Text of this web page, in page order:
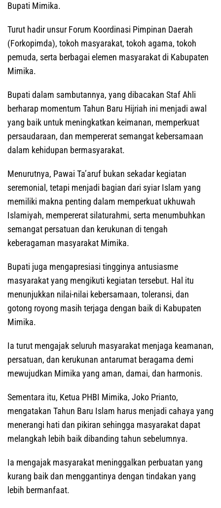
Bupati Mimika.
Turut hadir unsur Forum Koordinasi Pimpinan Daerah
(Forkopimda), tokoh masyarakat, tokoh agama, tokoh
pemuda, serta berbagai elemen masyarakat di Kabupaten
Mimika.
Bupati dalam sambutannya, yang dibacakan Staf Ahli
berharap momentum Tahun Baru Hijriah ini menjadi awal
yang baik untuk meningkatkan keimanan, memperkuat
persaudaraan, dan mempererat semangat kebersamaan
dalam kehidupan bermasyarakat.
Menurutnya, Pawai Ta’aruf bukan sekadar kegiatan
seremonial, tetapi menjadi bagian dari syiar Islam yang
memiliki makna penting dalam memperkuat ukhuwah
Islamiyah, mempererat silaturahmi, serta menumbuhkan
semangat persatuan dan kerukunan di tengah
keberagaman masyarakat Mimika.
Bupati juga mengapresiasi tingginya antusiasme
masyarakat yang mengikuti kegiatan tersebut. Hal itu
menunjukkan nilai-nilai kebersamaan, toleransi, dan
gotong royong masih terjaga dengan baik di Kabupaten
Mimika.
Ia turut mengajak seluruh masyarakat menjaga keamanan,
persatuan, dan kerukunan antarumat beragama demi
mewujudkan Mimika yang aman, damai, dan harmonis.
Sementara itu, Ketua PHBI Mimika, Joko Prianto,
mengatakan Tahun Baru Islam harus menjadi cahaya yang
menerangi hati dan pikiran sehingga masyarakat dapat
melangkah lebih baik dibanding tahun sebelumnya.
Ia mengajak masyarakat meninggalkan perbuatan yang
kurang baik dan menggantinya dengan tindakan yang
lebih bermanfaat.